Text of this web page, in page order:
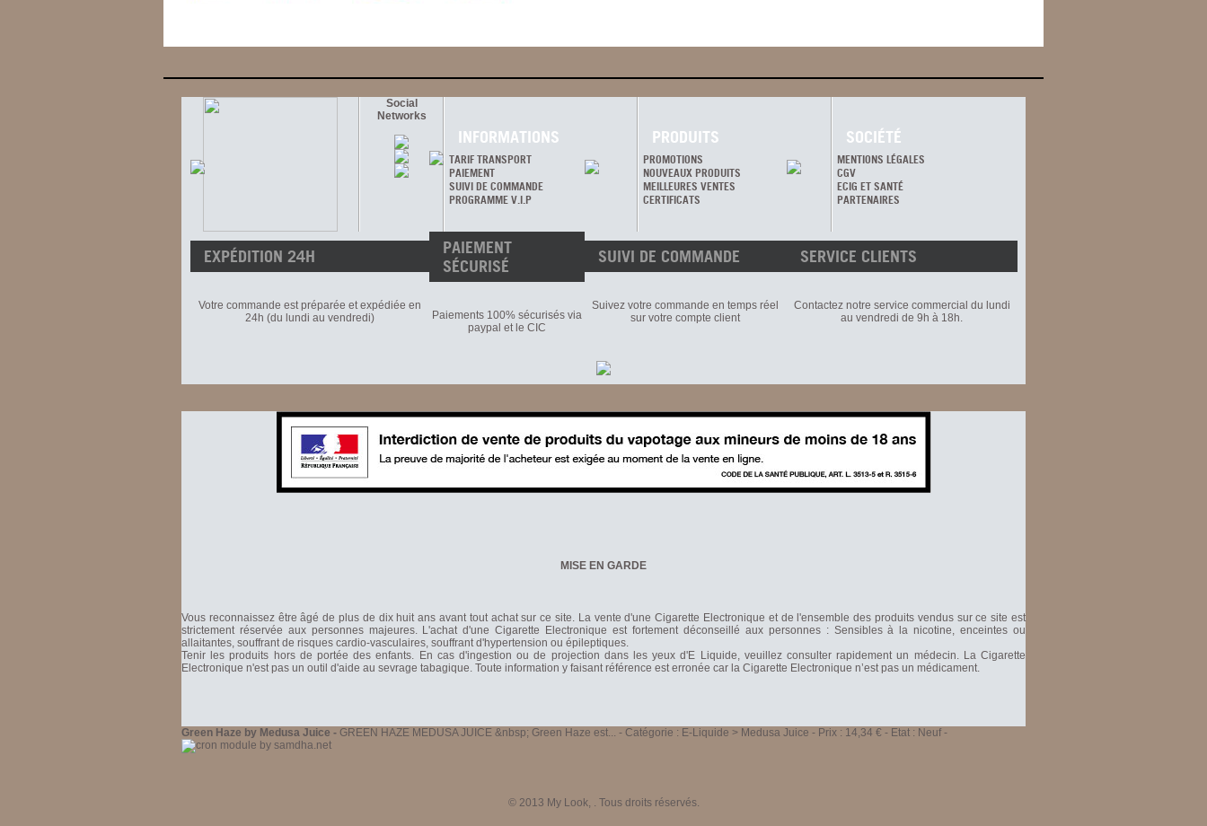
Social
Networks
INFORMATIONS
TARIF TRANSPORT
PAIEMENT
SUIVI DE COMMANDE
PROGRAMME V.I.P
PRODUITS
PROMOTIONS
NOUVEAUX PRODUITS
MEILLEURES VENTES
CERTIFICATS
SOCIÉTÉ
MENTIONS LÉGALES
CGV
ECIG ET SANTÉ
PARTENAIRES
EXPÉDITION 24H
Votre commande est préparée et expédiée en
24h (du lundi au vendredi)
PAIEMENT
SÉCURISÉ
Paiements 100% sécurisés via
paypal et le CIC
SUIVI DE COMMANDE
Suivez votre commande en temps réel
sur votre compte client
SERVICE CLIENTS
Contactez notre service commercial du lundi
au vendredi de 9h à 18h.
MISE EN GARDE
Vous reconnaissez être âgé de plus de dix huit ans avant tout achat sur ce site. La vente d'une Cigarette Electronique et de l'ensemble des produits vendus sur ce site est
strictement réservée aux personnes majeures. L'achat d'une Cigarette Electronique est fortement déconseillé aux personnes : Sensibles à la nicotine, enceintes ou
allaitantes, souffrant de risques cardio-vasculaires, souffrant d'hypertension ou épileptiques.
Tenir les produits hors de portée des enfants. En cas d'ingestion ou de projection dans les yeux d'E Liquide, veuillez consulter rapidement un médecin. La Cigarette
Electronique n'est pas un outil d'aide au sevrage tabagique. Toute information y faisant référence est erronée car la Cigarette Electronique n’est pas un médicament.
Green Haze by Medusa Juice - GREEN HAZE MEDUSA JUICE &nbsp; Green Haze est... - Catégorie : E-Liquide > Medusa Juice - Prix : 14,34 € - Etat : Neuf -
© 2013 My Look, . Tous droits réservés.